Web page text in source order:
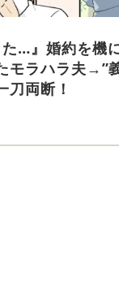
た…』婚約を機
モラハラ夫→”
刀両断！